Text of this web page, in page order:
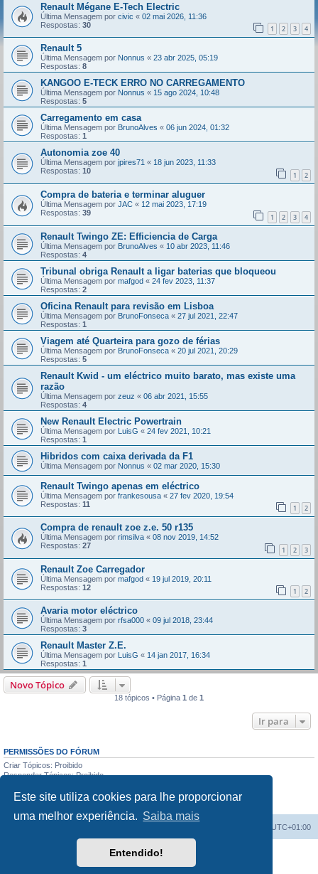
Este site utiliza cookies para lhe proporcionar
uma melhor experiência. Saiba mais
Entendido!
Renault Mégane E-Tech Electric
Última Mensagem por civic « 02 mai 2026, 11:36
Respostas: 30 1 2 3 4
Renault 5
Última Mensagem por Nonnus « 23 abr 2025, 05:19
Respostas: 8
KANGOO E-TECK ERRO NO CARREGAMENTO
Última Mensagem por Nonnus « 15 ago 2024, 10:48
Respostas: 5
Carregamento em casa
Última Mensagem por BrunoAlves « 06 jun 2024, 01:32
Respostas: 1
Autonomia zoe 40
Última Mensagem por jpires71 « 18 jun 2023, 11:33
Respostas: 10 1 2
Compra de bateria e terminar aluguer
Última Mensagem por JAC « 12 mai 2023, 17:19
Respostas: 39 1 2 3 4
Renault Twingo ZE: Efficiencia de Carga
Última Mensagem por BrunoAlves « 10 abr 2023, 11:46
Respostas: 4
Tribunal obriga Renault a ligar baterias que bloqueou
Última Mensagem por mafgod « 24 fev 2023, 11:37
Respostas: 2
Oficina Renault para revisão em Lisboa
Última Mensagem por BrunoFonseca « 27 jul 2021, 22:47
Respostas: 1
Viagem até Quarteira para gozo de férias
Última Mensagem por BrunoFonseca « 20 jul 2021, 20:29
Respostas: 5
Renault Kwid - um eléctrico muito barato, mas existe uma
razão
Última Mensagem por zeuz « 06 abr 2021, 15:55
Respostas: 4
New Renault Electric Powertrain
Última Mensagem por LuisG « 24 fev 2021, 10:21
Respostas: 1
Hibridos com caixa derivada da F1
Última Mensagem por Nonnus « 02 mar 2020, 15:30
Renault Twingo apenas em eléctrico
Última Mensagem por frankesousa « 27 fev 2020, 19:54
Respostas: 11 1 2
Compra de renault zoe z.e. 50 r135
Última Mensagem por rimsilva « 08 nov 2019, 14:52
Respostas: 27 1 2 3
Renault Zoe Carregador
Última Mensagem por mafgod « 19 jul 2019, 20:11
Respostas: 12 1 2
Avaria motor eléctrico
Última Mensagem por rfsa000 « 09 jul 2018, 23:44
Respostas: 3
Renault Master Z.E.
Última Mensagem por LuisG « 14 jan 2017, 16:34
Respostas: 1
Novo Tópico
18 tópicos • Página 1 de 1
Ir para
PERMISSÕES DO FÓRUM
Criar Tópicos: Proibido
Responder Tópicos: Proibido
Apagar Mensagens: Proibido
UTC+01:00
Desenvolvido porphpBB® Forum Software © phpBB Limited
phpBB Portugal